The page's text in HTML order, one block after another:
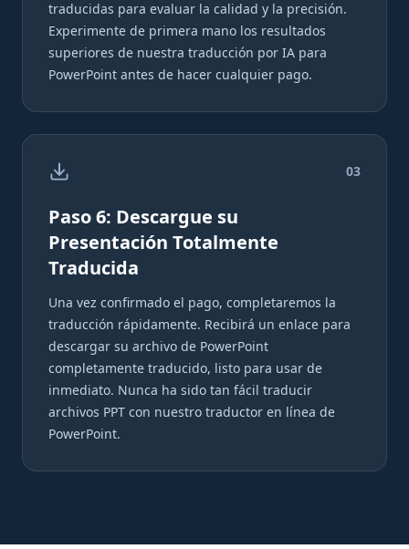
traducidas para evaluar la calidad y la precisión.
Experimente de primera mano los resultados
superiores de nuestra traducción por IA para
PowerPoint antes de hacer cualquier pago.
03
Paso 6: Descargue su
Presentación Totalmente
Traducida
Una vez confirmado el pago, completaremos la
traducción rápidamente. Recibirá un enlace para
descargar su archivo de PowerPoint
completamente traducido, listo para usar de
inmediato. Nunca ha sido tan fácil traducir
archivos PPT con nuestro traductor en línea de
PowerPoint.